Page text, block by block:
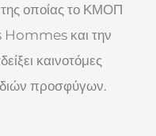
οποίας το ΚΜΟΠ
Hommes και την
καινοτόμες
προσφύγων.